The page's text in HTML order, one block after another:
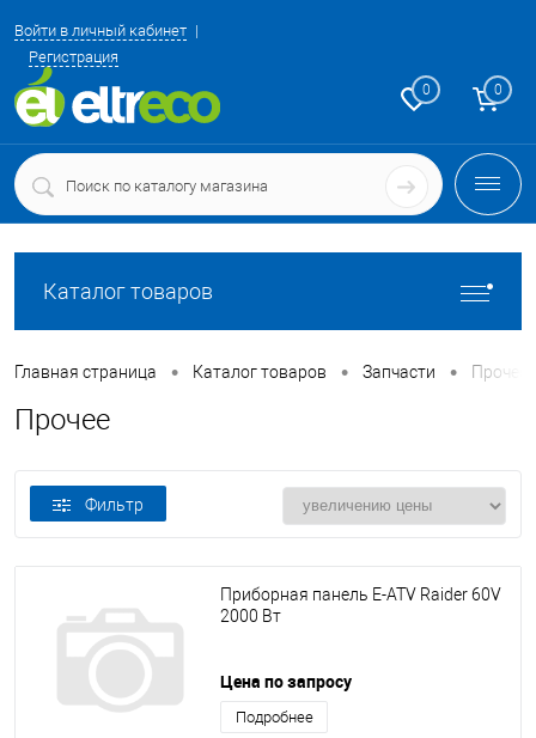
Войти в личный кабинет
Регистрация
0 0
Каталог товаров
Главная страница • Каталог товаров • Запчасти • Прочее
Прочее
Фильтр
Приборная панель E-ATV Raider 60V
2000 Вт
Цена по запросу
Подробнее